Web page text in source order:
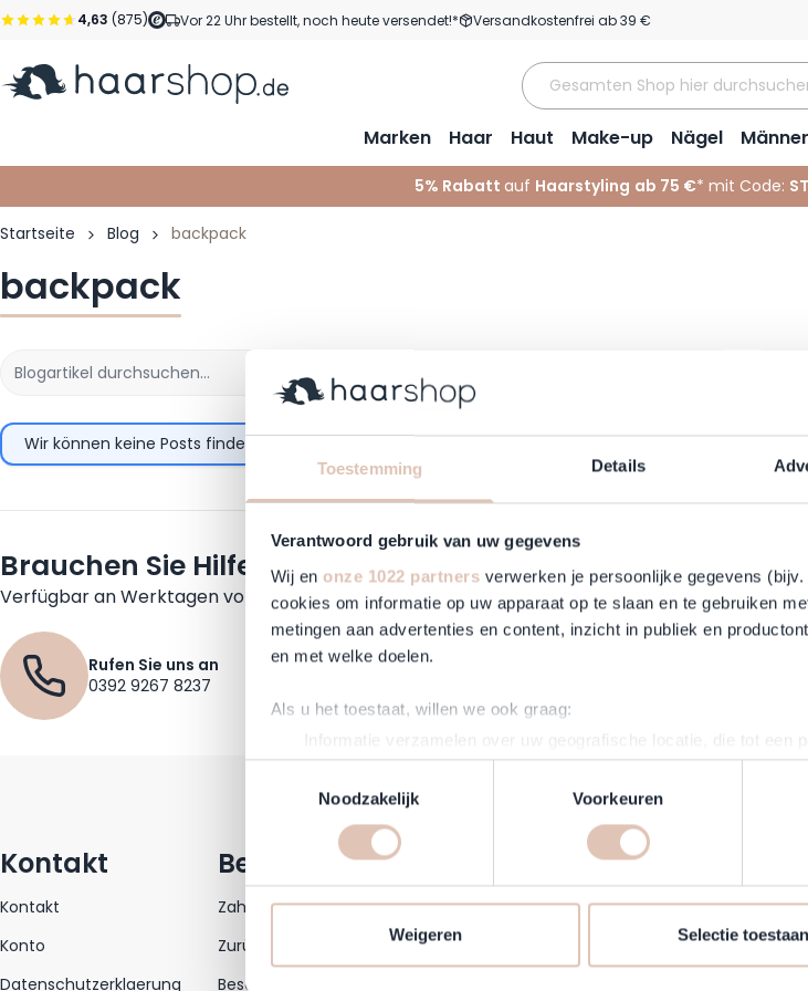
Toestemming Details
Verantwoord gebruik van uw gegevens
Wij en onze 1022 partners verwerken je persoonlijke gegevens
cookies om informatie op uw apparaat op te slaan en te gebruiken
metingen aan advertenties en content, inzicht in publiek en
en met welke doelen.
Als u het toestaat, willen we ook graag:
Informatie verzamelen over uw geografische locatie, die tot een
Uw apparaat identificeren door het actief te scannen op
Lees meer over hoe uw persoonlijke gegevens worden verwerkt en
toestemming op elk moment wijzigen of intrekken in de
technieken). Met deze cookies kunnen wij en derde partijen
en mogelijk ook buiten, onze website volgen. Met deze informatie
Noodzakelijk
Voorkeuren
Weigeren Selectie toestaan
Zum Inhalt springen
4,63 (875) Vor 22 Uhr bestellt, noch heute versendet!* Versandkostenfrei ab 39 €
Marken Haar Haut Make-up Nägel Männer
5% Rabatt auf Haarstyling ab 75 €* mit Code:
Startseite Blog backpack
backpack
Wir können keine Posts finden, die der Auswahl entsprechen.
Brauchen Sie Hilfe?
Verfügbar an Werktagen von 09:30 bis 17:30
Rufen Sie uns an
0392 9267 8237
Kontakt
Kontakt
Konto
Datenschutzerklaerung
Bestellen
Zahlen
Zurücksenden
Besorgung
Markenübersicht
Newsletter und Rabattcodes